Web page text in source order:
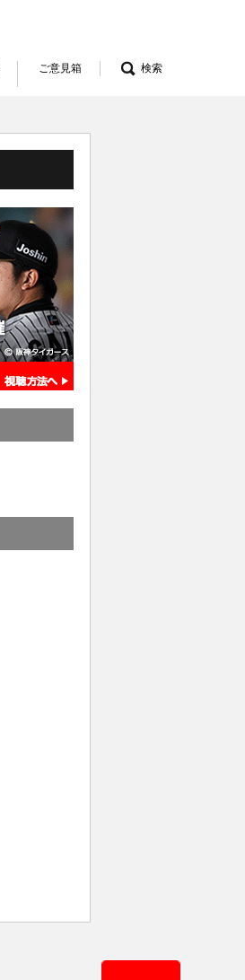
ご意見箱 検索